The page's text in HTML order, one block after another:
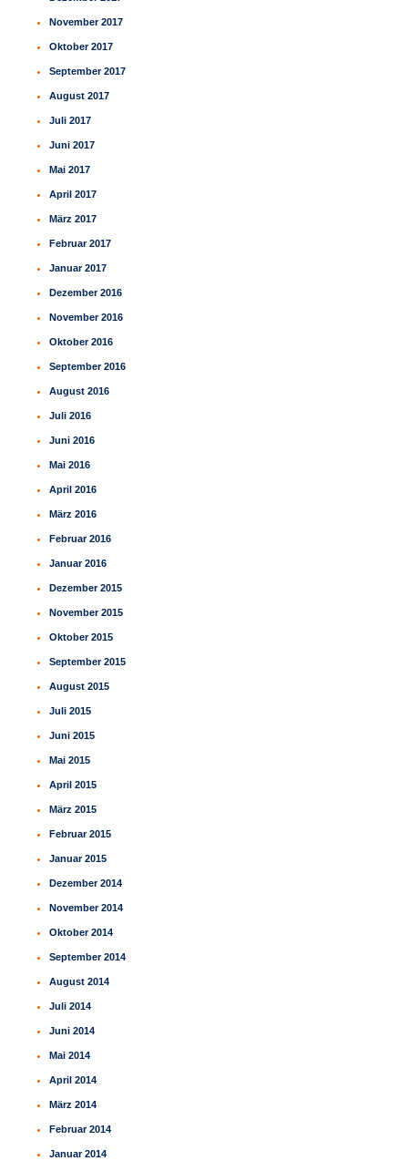
November 2017
Oktober 2017
September 2017
August 2017
Juli 2017
Juni 2017
Mai 2017
April 2017
März 2017
Februar 2017
Januar 2017
Dezember 2016
November 2016
Oktober 2016
September 2016
August 2016
Juli 2016
Juni 2016
Mai 2016
April 2016
März 2016
Februar 2016
Januar 2016
Dezember 2015
November 2015
Oktober 2015
September 2015
August 2015
Juli 2015
Juni 2015
Mai 2015
April 2015
März 2015
Februar 2015
Januar 2015
Dezember 2014
November 2014
Oktober 2014
September 2014
August 2014
Juli 2014
Juni 2014
Mai 2014
April 2014
März 2014
Februar 2014
Januar 2014